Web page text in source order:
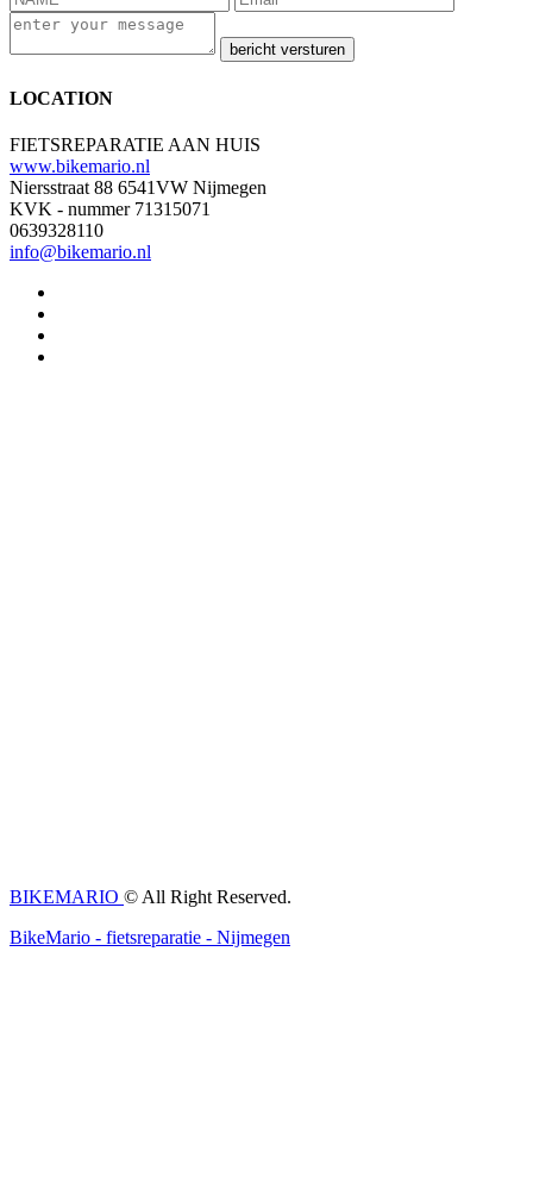
bericht versturen
LOCATION
FIETSREPARATIE AAN HUIS
www.bikemario.nl
Niersstraat 88 6541VW Nijmegen
KVK - nummer 71315071
0639328110
info@bikemario.nl
BIKEMARIO © All Right Reserved.
BikeMario - fietsreparatie - Nijmegen